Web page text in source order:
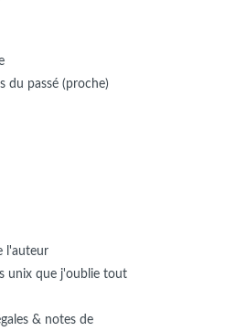
du passé (proche)
l'auteur
unix que j'oublie tout
& notes de